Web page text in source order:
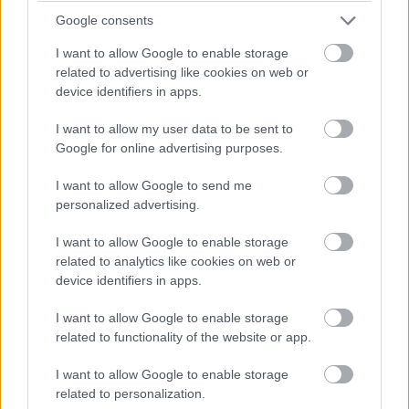
Google consents
I want to allow Google to enable storage
related to advertising like cookies on web or
device identifiers in apps.
I want to allow my user data to be sent to
Google for online advertising purposes.
I want to allow Google to send me
personalized advertising.
I want to allow Google to enable storage
related to analytics like cookies on web or
device identifiers in apps.
I want to allow Google to enable storage
related to functionality of the website or app.
I want to allow Google to enable storage
related to personalization.
#távközlés #nyitrai zsolt
elnökség
#eu #európai unió #üzlet #e-government
Mozgásérzékelés PC-re
Megnyílt az út az oktatási, gyógyászati,
autóipari alkalmazások előtt.